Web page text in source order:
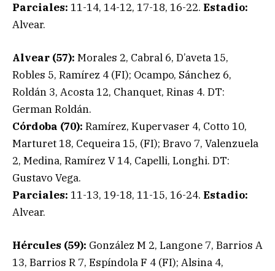
Parciales: 11-14, 14-12, 17-18, 16-22. Estadio:
Alvear.
Alvear (57): Morales 2, Cabral 6, D’aveta 15,
Robles 5, Ramírez 4 (FI); Ocampo, Sánchez 6,
Roldán 3, Acosta 12, Chanquet, Rinas 4. DT:
German Roldán.
Córdoba (70): Ramírez, Kupervaser 4, Cotto 10,
Marturet 18, Cequeira 15, (FI); Bravo 7, Valenzuela
2, Medina, Ramírez V 14, Capelli, Longhi. DT:
Gustavo Vega.
Parciales: 11-13, 19-18, 11-15, 16-24. Estadio:
Alvear.
Hércules (59): González M 2, Langone 7, Barrios A
13, Barrios R 7, Espíndola F 4 (FI); Alsina 4,